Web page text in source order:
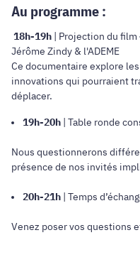
Au programme :
18h-19h | Projection du film
Jérôme Zindy & l'ADEME
Ce documentaire explore
innovations qui pourraient
déplacer.
19h-20h | Table ronde
Nous questionnerons
présence de nos invités
20h-21h | Temps
Venez poser vos questions